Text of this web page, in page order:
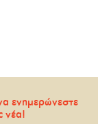
ενημερώνεστε
νέα!